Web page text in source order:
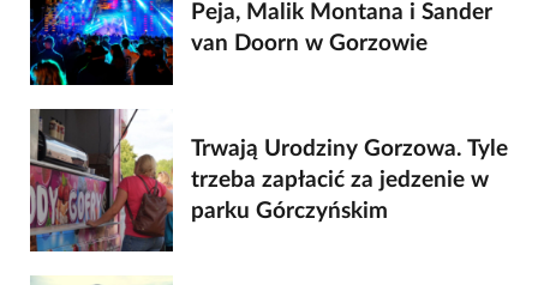
Peja, Malik Montana i Sander
van Doorn w Gorzowie
Trwają Urodziny Gorzowa. Tyle
trzeba zapłacić za jedzenie w
parku Górczyńskim